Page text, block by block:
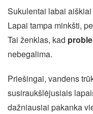
Sukulentai labai
Lapai tampa minkšti,
Tai ženklas, kad
nebegalima.
Priešingai, vandens
susiraukšlėjusiais
dažniausiai pakanka